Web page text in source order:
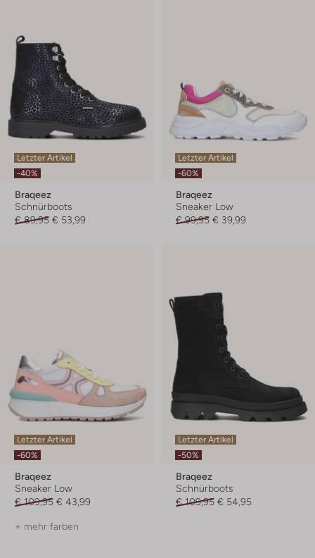
Letzter Artikel
-40%
Braqeez
Schnürboots
€ 89,95 € 53,99
Letzter Artikel
-60%
Braqeez
Sneaker Low
€ 99,95 € 39,99
Letzter Artikel
-60%
Braqeez
Sneaker Low
€ 109,95 € 43,99
+ mehr farben
Letzter Artikel
-50%
Braqeez
Schnürboots
€ 109,95 € 54,95